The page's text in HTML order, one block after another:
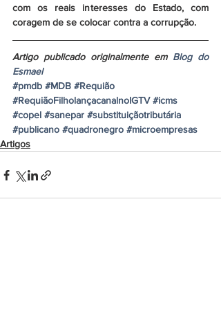
com os reais interesses do Estado, com
coragem de se colocar contra a corrupção.
Artigo publicado originalmente em Blog do
Esmael
#pmdb #MDB #Requião
#RequiãoFilholançacanalnoIGTV #icms
#copel #sanepar #substituiçãotributária
#publicano #quadronegro #microempresas
Artigos